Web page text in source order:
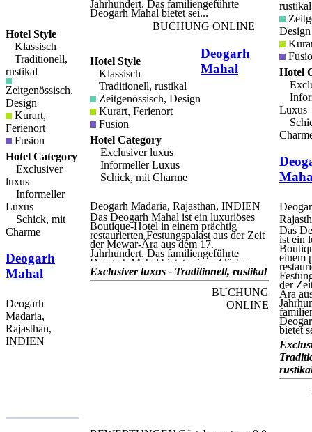
die Aravali-Bergkette. Alle Zimmer sind
mit modernen Annehmlichkeiten
ausgestattet, darunter internationale
Direktwahltelefone, private Bars, LCD-
persönliche Safes, Haartrockner und
WLAN-Internetzugang.
Hotel Style
Klassisch
Traditionell,
rustikal
Zeitgenössisch,
Design
Kurart,
Ferienort
Fusion
Hotel Category
Exclusiver
luxus
Informeller
Luxus
Schick, mit
Charme
Deogarh
Mahal
Deogarh
Madaria,
Rajasthan,
INDIEN
Jahrhundert. Das familiengeführte
Deogarh Mahal bietet sei...
BUCHUNG ONLINE
Hotel Style
Klassisch
Traditionell, rustikal
Zeitgenössisch, Design
Kurart, Ferienort
Fusion
Hotel Category
Exclusiver luxus
Informeller Luxus
Schick, mit Charme
Deogarh
Mahal
Deogarh Madaria, Rajasthan, INDIEN
Das Deogarh Mahal ist ein luxuriöses
Boutique-Hotel in einem prächtig
restaurierten Festungspalast aus der Zeit
der Mewar-Ära aus dem 17.
Jahrhundert. Das familiengeführte
Deogarh Mahal bietet seinen Gästen
traditionelle indische Gastfreundschaft in
Kombination mit modernen
Einrichtungen und Annehmlichkeiten.
spektakulären region, haben die gäste
Exclusiver luxus - Traditionell, rustikal
BUCHUNG
ONLINE
rustikal
Design
Hotel
Luxus
Das
ist ein
einem
der
Ära
bietet